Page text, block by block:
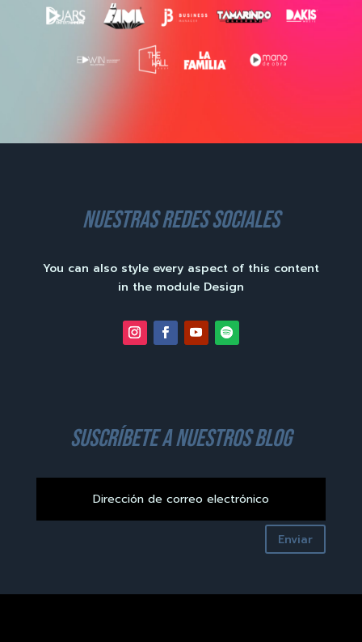
nuestras redes sociales
You can also style every aspect of this content
in the module Design
suscríbete a nuestros blog
Enviar